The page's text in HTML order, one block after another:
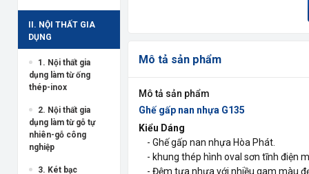
II. NỘI THẤT GIA
DỤNG
1. Nội thất gia
dụng làm từ ống
thép-inox
2. Nội thất gia
dụng làm từ gỗ tự
nhiên-gỗ công
nghiệp
3. Két bạc
Mô tả sản phẩm
Mô tả sản phẩm
Ghế gấp nan nhựa G135
Kiểu Dáng
- Ghế gấp nan nhựa Hòa Phát.
- khung thép hình oval sơn tĩnh điện
- Đệm tựa nhựa với nhiều gam màu